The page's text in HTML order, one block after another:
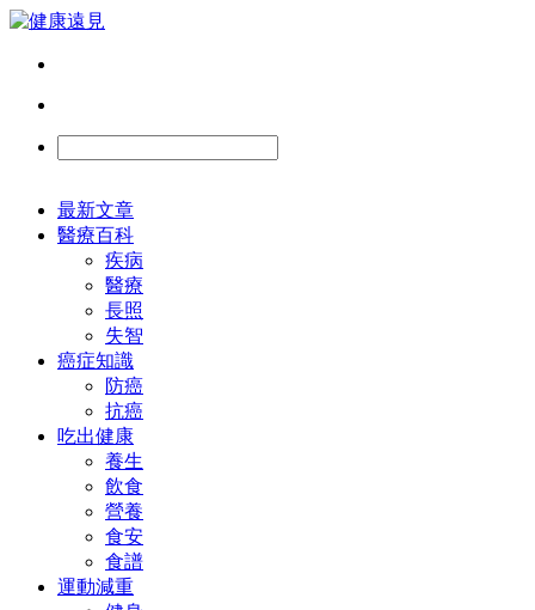
最新文章
醫療百科
疾病
醫療
長照
失智
癌症知識
防癌
抗癌
吃出健康
養生
飲食
營養
食安
食譜
運動減重